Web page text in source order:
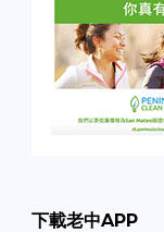
下載老中APP